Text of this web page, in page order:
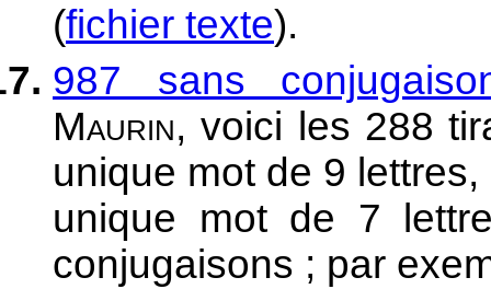
(fichier texte).
987 sans
Maurin, voici les 288
unique mot de 9
unique mot de 7
conjugaisons ; par